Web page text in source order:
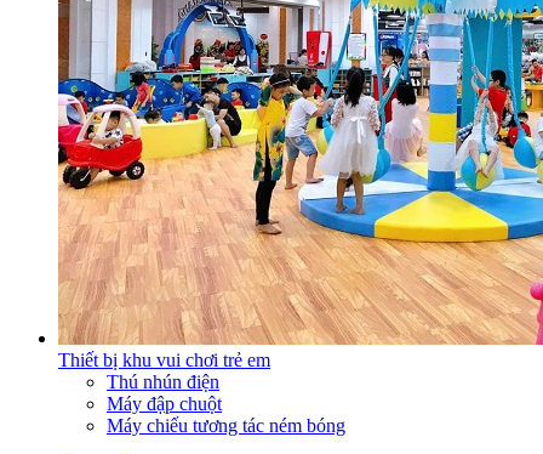
Thiết bị khu vui chơi trẻ em
Thú nhún điện
Máy đập chuột
Máy chiếu tương tác ném bóng